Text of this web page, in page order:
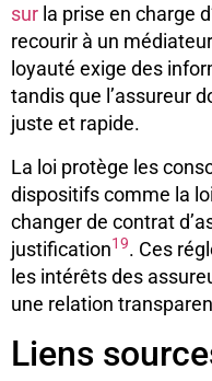
sur la prise en charge
recourir à un
loyauté exige des
tandis que l’assureur
juste et rapide.
La loi protège les
dispositifs comme la
changer de contrat
justification19. Ces
les intérêts des
une relation
Liens